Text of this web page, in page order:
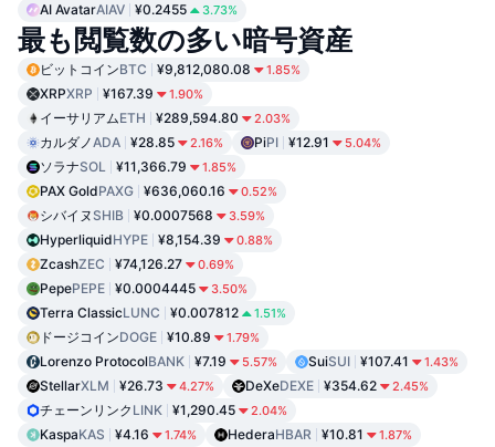
AI AvatarAIAV ¥0.2455 3.73%
最も閲覧数の多い暗号資産
ビットコインBTC ¥9,812,080.08 1.85%
XRPXRP ¥167.39 1.90%
イーサリアムETH ¥289,594.80 2.03%
カルダノADA ¥28.85 2.16% PiPI ¥12.91 5.04%
ソラナSOL ¥11,366.79 1.85%
PAX GoldPAXG ¥636,060.16 0.52%
シバイヌ SHIB ¥0.0007568 3.59%
HyperliquidHYPE ¥8,154.39 0.88%
ZcashZEC ¥74,126.27 0.69%
PepePEPE ¥0.0004445 3.50%
Terra ClassicLUNC ¥0.007812 1.51%
ドージコインDOGE ¥10.89 1.79%
Lorenzo ProtocolBANK ¥7.19 5.57% SuiSUI ¥107.41 1.43%
StellarXLM ¥26.73 4.27% DeXeDEXE ¥354.62 2.45%
チェーンリンク LINK ¥1,290.45 2.04%
KaspaKAS ¥4.16 1.74% HederaHBAR ¥10.81 1.87%